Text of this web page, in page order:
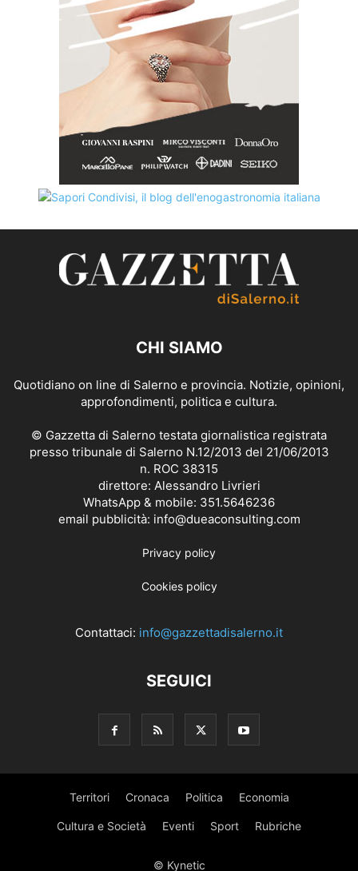
CHI SIAMO
Quotidiano on line di Salerno e provincia. Notizie, opinioni,
approfondimenti, politica e cultura.
© Gazzetta di Salerno testata giornalistica registrata
presso tribunale di Salerno N.12/2013 del 21/06/2013
n. ROC 38315
direttore: Alessandro Livrieri
WhatsApp & mobile: 351.5646236
email pubblicità: info@dueaconsulting.com
Privacy policy
Cookies policy
Contattaci: info@gazzettadisalerno.it
SEGUICI
Territori Cronaca Politica Economia
Cultura e Società Eventi Sport Rubriche
© Kynetic